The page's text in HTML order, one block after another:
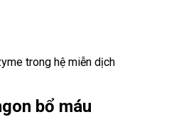
trong hệ miễn dịch
bổ máu